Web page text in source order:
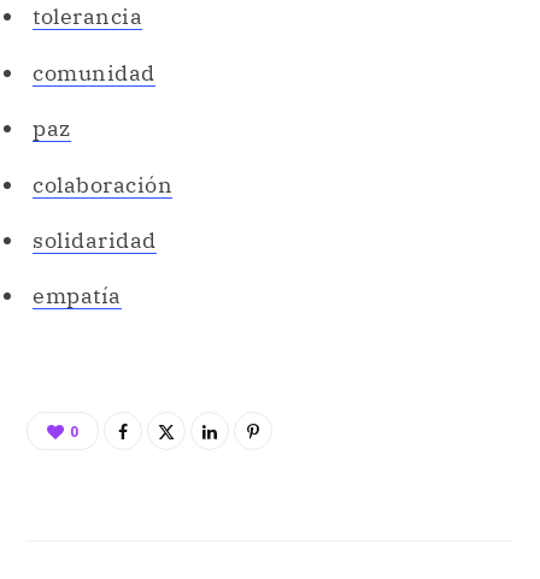
tolerancia
comunidad
paz
colaboración
solidaridad
empatía
0